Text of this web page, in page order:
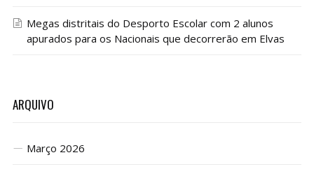
Megas distritais do Desporto Escolar com 2 alunos
apurados para os Nacionais que decorrerão em Elvas
ARQUIVO
Março 2026